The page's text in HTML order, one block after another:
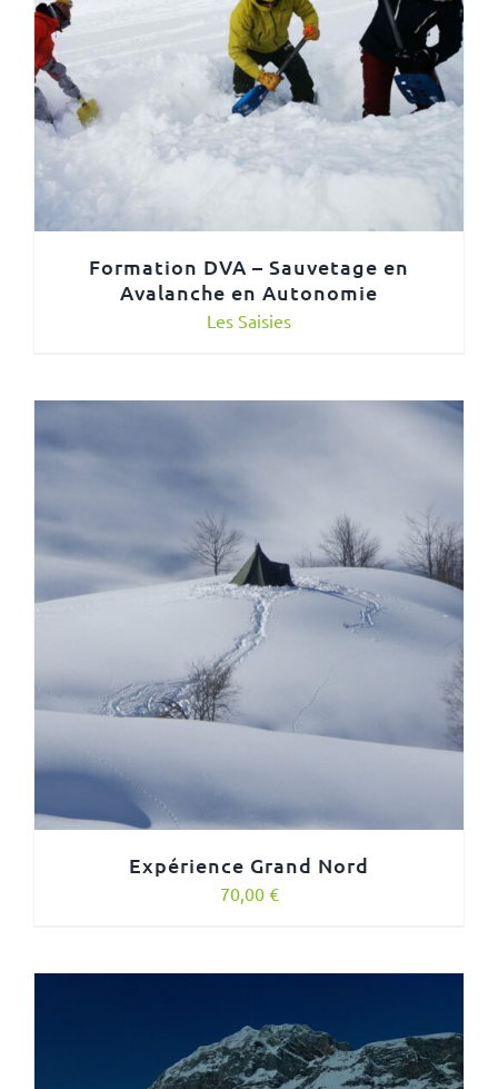
Formation DVA – Sauvetage en
Avalanche en Autonomie
Les Saisies
Expérience Grand Nord
70,00 €